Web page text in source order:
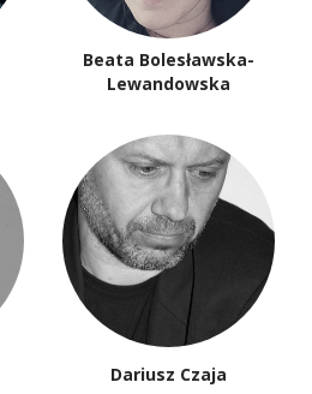
Beata Bolesławska-
Lewandowska
Dariusz Czaja